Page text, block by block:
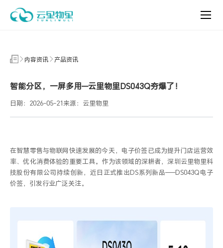
内容资讯 产品资讯
智能分区，一屏多用—云里物里DS043Q夯爆了！
日期：2026-05-21来源：云里物里
在智慧零售与物联网快速发展的今天，电子价签已成为提升门店运营效
率、优化消费体验的重要工具。作为该领域的深耕者，深圳云里物里科
技股份有限公司持续创新，近日正式推出DS系列新品——DS043Q电子
价签，引发行业广泛关注。